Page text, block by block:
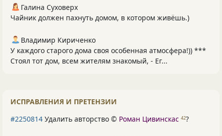
Галина Суховерх
Чайник должен пахнуть домом, в котором живёшь.)
Владимир Кириченко
У каждого старого дома своя особенная атмосфера!)) ***
Стоял тот дом, всем жителям знакомый, - Ег...
ИСПРАВЛЕНИЯ И ПРЕТЕНЗИИ
#2250814 Удалить авторство © Роман Цивинскас 42?